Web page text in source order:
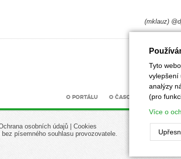
(mklauz)
O PORTÁLU O ČASOPISU INZERCE
osobních údajů
Cookies
písemného souhlasu provozovatele.
Tyto
vylepšení
analýzy
(pro
Více o